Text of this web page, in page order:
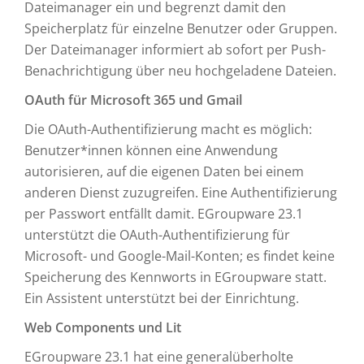
Dateimanager ein und begrenzt damit den
Speicherplatz für einzelne Benutzer oder Gruppen.
Der Dateimanager informiert ab sofort per Push-
Benachrichtigung über neu hochgeladene Dateien.
OAuth für Microsoft 365 und Gmail
Die OAuth-Authentifizierung macht es möglich:
Benutzer*innen können eine Anwendung
autorisieren, auf die eigenen Daten bei einem
anderen Dienst zuzugreifen. Eine Authentifizierung
per Passwort entfällt damit. EGroupware 23.1
unterstützt die OAuth-Authentifizierung für
Microsoft- und Google-Mail-Konten; es findet keine
Speicherung des Kennworts in EGroupware statt.
Ein Assistent unterstützt bei der Einrichtung.
Web Components und Lit
EGroupware 23.1 hat eine generalüberholte